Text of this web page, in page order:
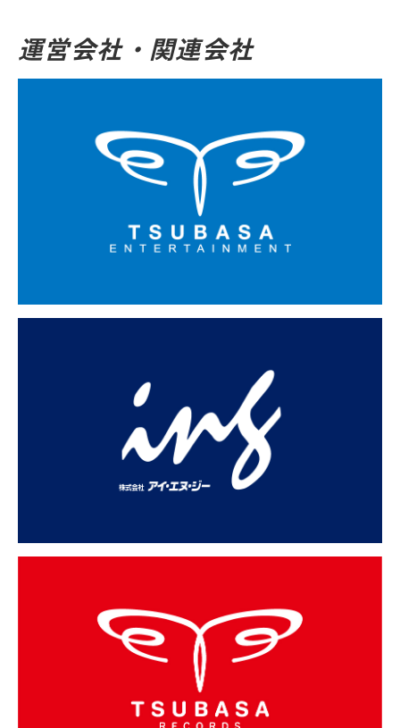
運営会社・関連会社